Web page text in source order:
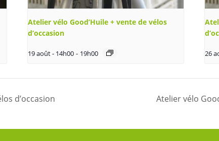
Atelier vélo Good’Huile + vente de vélos
d’occasion
19 août - 14h00 - 19h00 26
d’occasion Atelier vélo